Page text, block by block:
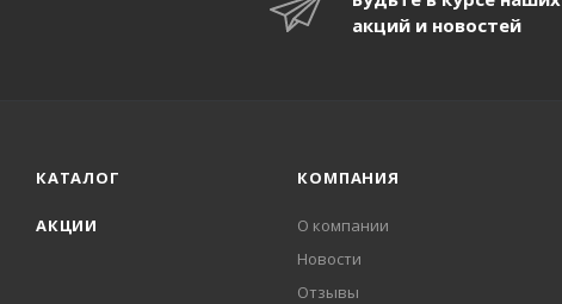
акций и новостей
КАТАЛОГ
АКЦИИ
КОМПАНИЯ
О компании
Новости
Отзывы